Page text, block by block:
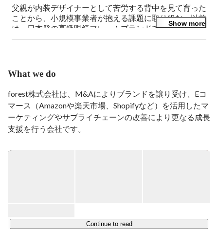
父親が内装デザイナーとして苦労する背中を見て育った
ことから、小規模事業者が抱える課題に取り組む。以前
は、日本発の高級眼鏡フレームブランドである株式会社
フォーナインズの役員、日本の光学技術を活かした半導
forest株式会社を起業。持続性が高く良質な日本の商品
をforestにて譲り受け、各領域のエキスパートが力を合
わせて更なる成長を実現します。
Show more
What we do
forest株式会社は、M&Aによりブランドを譲り受け、Eコ
マース（Amazonや楽天市場、Shopifyなど）を活用したマ
ーケティングやサプライチェーンの改善により更なる成長
支援を行う会社です。
日本企画の消費財や伝統工芸品にこだわり承継を進めてお
弊社のビジョンや事業成長力は国内外からの投資家からも
Continue to read